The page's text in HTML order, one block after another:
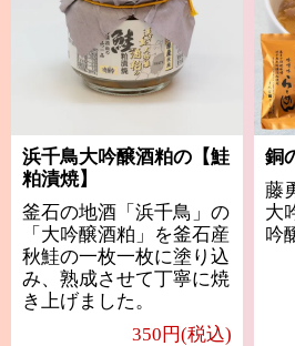
浜千鳥大吟醸酒粕の【鮭
粕漬焼】
釜石の地酒「浜千鳥」の
「大吟醸酒粕」を釜石産
秋鮭の一枚一枚に塗り込
み、熟成させて丁寧に焼
き上げました。
350円(税込)
銅
藤
大
吟